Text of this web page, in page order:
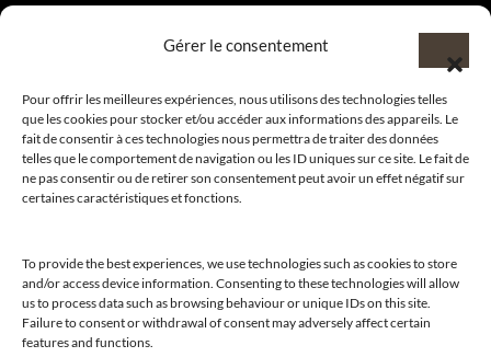
Gérer le consentement
Pour offrir les meilleures expériences, nous utilisons des technologies telles
que les cookies pour stocker et/ou accéder aux informations des appareils. Le
fait de consentir à ces technologies nous permettra de traiter des données
telles que le comportement de navigation ou les ID uniques sur ce site. Le fait de
ne pas consentir ou de retirer son consentement peut avoir un effet négatif sur
certaines caractéristiques et fonctions.
To provide the best experiences, we use technologies such as cookies to store
and/or access device information. Consenting to these technologies will allow
us to process data such as browsing behaviour or unique IDs on this site.
Failure to consent or withdrawal of consent may adversely affect certain
features and functions.
@clubamilcar
LUXURY SELECTIONS BY CLUB AMILCAR